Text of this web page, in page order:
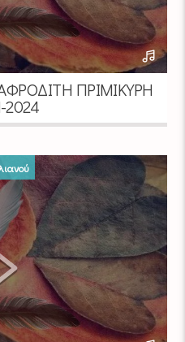
ΠΡΙΜΙΚΎΡΗ
2024